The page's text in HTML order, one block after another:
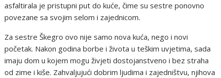
asfaltirala je pristupni put do kuće, čime su sestre ponovno
povezane sa svojim selom i zajednicom.
Za sestre Škegro ovo nije samo nova kuća, nego i novi
početak. Nakon godina borbe i života u teškim uvjetima, sada
imaju dom u kojem mogu živjeti dostojanstveno i bez straha
od zime i kiše. Zahvaljujući dobrim ljudima i zajedništvu, njihova